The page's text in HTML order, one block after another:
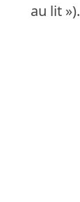
au lit »).